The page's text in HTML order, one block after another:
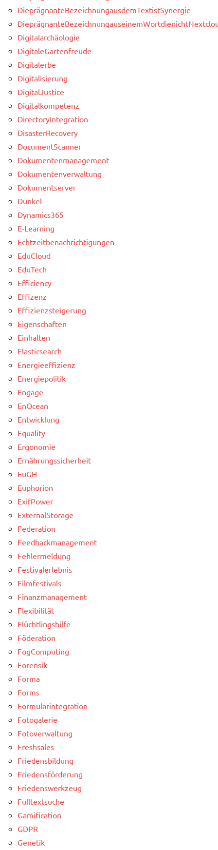
DieprägnanteBezeichnungausdemTextistSynergie
Digitalarchäologie
DigitaleGartenfreude
Digitalerbe
Digitalisierung
DigitalJustice
Digitalkompetenz
DirectoryIntegration
DisasterRecovery
DocumentScanner
Dokumentenmanagement
Dokumentenverwaltung
Dokumentserver
Dunkel
Dynamics365
E-Learning
Echtzeitbenachrichtigungen
EduCloud
EduTech
Efficiency
Effizenz
Effizienzsteigerung
Eigenschaften
Einhalten
Elasticsearch
Energieeffizienz
Energiepolitik
Engage
EnOcean
Entwicklung
Equality
Ergonomie
Ernährungssicherheit
EuGH
Euphorion
ExifPower
ExternalStorage
Federation
Feedbackmanagement
Fehlermeldung
Festivalerlebnis
Filmfestivals
Finanzmanagement
Flexibilität
Flüchtlingshilfe
Föderation
FogComputing
Forensik
Forma
Forms
Formularintegration
Fotogalerie
Fotoverwaltung
Freshsales
Friedensbildung
Friedensförderung
Friedenswerkzeug
Fulltextsuche
Gamification
GDPR
Genetik